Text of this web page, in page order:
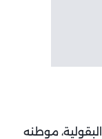
موطنه